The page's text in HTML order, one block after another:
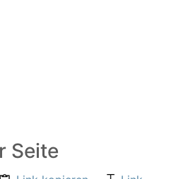
Seite